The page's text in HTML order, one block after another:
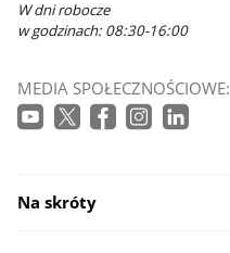
W dni robocze
w godzinach: 08:30-16:00
MEDIA SPOŁECZNOŚCIOWE:
Na skróty